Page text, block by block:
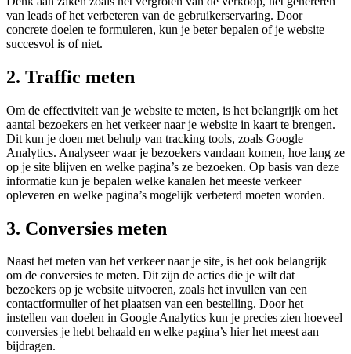
van leads of het verbeteren van de gebruikerservaring. Door
concrete doelen te formuleren, kun je beter bepalen of je website
succesvol is of niet.
2. Traffic meten
Om de effectiviteit van je website te meten, is het belangrijk om het
aantal bezoekers en het verkeer naar je website in kaart te brengen.
Dit kun je doen met behulp van tracking tools, zoals Google
Analytics. Analyseer waar je bezoekers vandaan komen, hoe lang ze
op je site blijven en welke pagina’s ze bezoeken. Op basis van deze
informatie kun je bepalen welke kanalen het meeste verkeer
opleveren en welke pagina’s mogelijk verbeterd moeten worden.
3. Conversies meten
Naast het meten van het verkeer naar je site, is het ook belangrijk
om de conversies te meten. Dit zijn de acties die je wilt dat
bezoekers op je website uitvoeren, zoals het invullen van een
contactformulier of het plaatsen van een bestelling. Door het
instellen van doelen in Google Analytics kun je precies zien hoeveel
conversies je hebt behaald en welke pagina’s hier het meest aan
bijdragen.